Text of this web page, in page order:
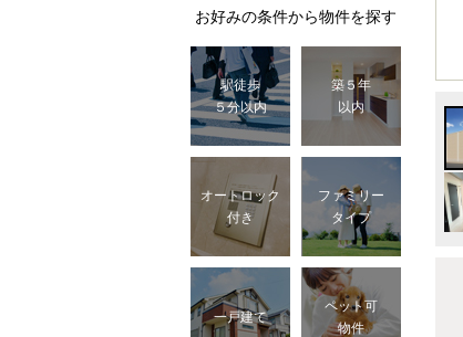
お好みの条件から物件を探す
駅徒歩
５分以内
築５年
以内
オートロック
付き
ファミリー
タイプ
一戸建て
ペット可
物件